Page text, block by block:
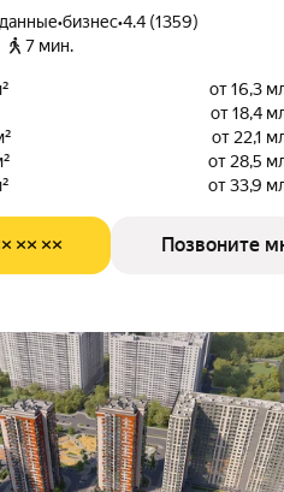
•бизнес•4.4 (1359)
7 мин.
от 16,3
от 18,4
от 22,1
от 28,5
от 33,9
×× ×× Позвоните